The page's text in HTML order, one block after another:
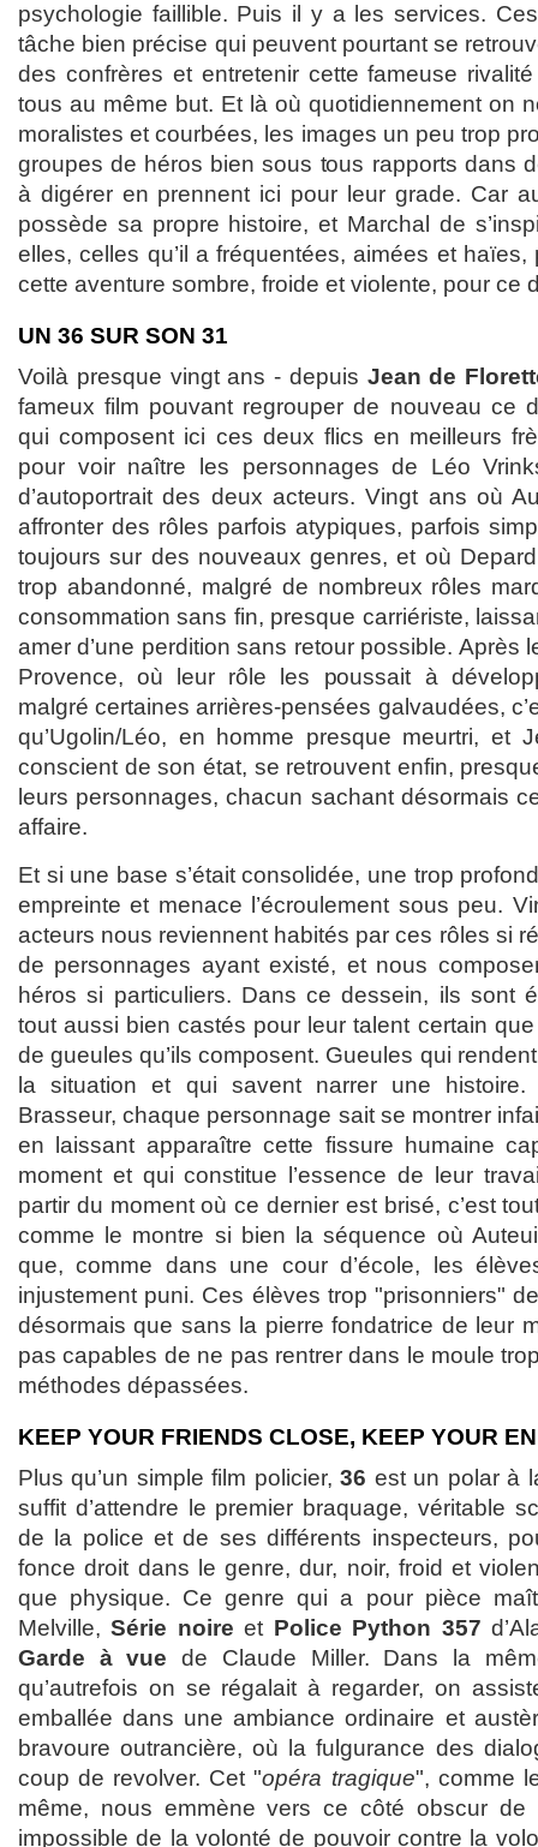
psychologie faillible. Puis il y a les services.
tâche bien précise qui peuvent pourtant se
des confrères et entretenir cette fameuse
tous au même but. Et là où quotidiennement on
moralistes et courbées, les images un peu trop
groupes de héros bien sous tous rapports dans
à digérer en prennent ici pour leur grade. Car
possède sa propre histoire, et Marchal de
elles, celles qu’il a fréquentées, aimées et
cette aventure sombre, froide et violente, pour ce
UN 36 SUR SON 31
Voilà presque vingt ans - depuis Jean de
fameux film pouvant regrouper de nouveau ce
qui composent ici ces deux flics en meilleurs
pour voir naître les personnages de Léo
d’autoportrait des deux acteurs. Vingt ans où
affronter des rôles parfois atypiques, parfois
toujours sur des nouveaux genres, et où
trop abandonné, malgré de nombreux rôles
consommation sans fin, presque carriériste,
amer d’une perdition sans retour possible. Après
Provence, où leur rôle les poussait à
malgré certaines arrières-pensées galvaudées,
qu’Ugolin/Léo, en homme presque meurtri, et
conscient de son état, se retrouvent enfin,
leurs personnages, chacun sachant désormais
affaire.
Et si une base s’était consolidée, une trop
empreinte et menace l’écroulement sous peu.
acteurs nous reviennent habités par ces rôles si
de personnages ayant existé, et nous
héros si particuliers. Dans ce dessein, ils sont
tout aussi bien castés pour leur talent certain
de gueules qu’ils composent. Gueules qui
la situation et qui savent narrer une histoire.
Brasseur, chaque personnage sait se montrer
en laissant apparaître cette fissure humaine
moment et qui constitue l’essence de leur
partir du moment où ce dernier est brisé, c’est
comme le montre si bien la séquence où
que, comme dans une cour d’école, les
injustement puni. Ces élèves trop "prisonniers"
désormais que sans la pierre fondatrice de leur
pas capables de ne pas rentrer dans le moule
méthodes dépassées.
KEEP YOUR FRIENDS CLOSE, KEEP YOUR
Plus qu’un simple film policier,36 est un polar à
suffit d’attendre le premier braquage, véritable
de la police et de ses différents inspecteurs,
fonce droit dans le genre, dur, noir, froid et
que physique. Ce genre qui a pour pièce
Melville,Série noire et Police Python 357
Garde à vue de Claude Miller. Dans la
qu’autrefois on se régalait à regarder, on
emballée dans une ambiance ordinaire et
bravoure outrancière, où la fulgurance des
coup de revolver. Cet "opéra tragique", comme
même, nous emmène vers ce côté obscur de
impossible de la volonté de pouvoir contre la